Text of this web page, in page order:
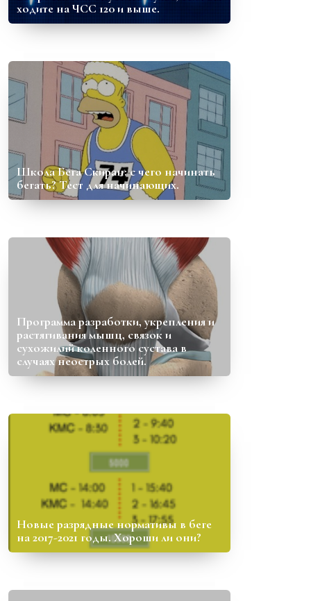
ходите на ЧСС 120 и выше.
Школа Бега Скиран: с чего начинать
бегать? Тест для начинающих.
Программа разработки, укрепления и
растягивания мышц, связок и
сухожилий коленного сустава в
случаях неострых болей.
Новые разрядные нормативы в беге
на 2017-2021 годы. Хороши ли они?